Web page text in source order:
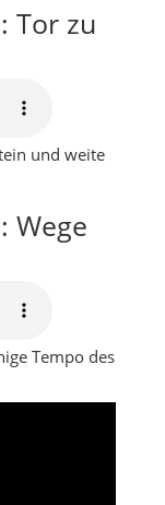
Tor zu
und weite
Wege
Tempo des